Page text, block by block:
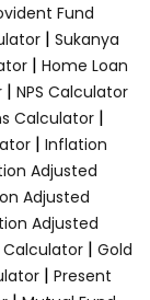
Fund
| Sukanya
| Home Loan
| NPS Calculator
Calculator |
| Inflation
Adjusted
Adjusted
Adjusted
Calculator | Gold
| Present